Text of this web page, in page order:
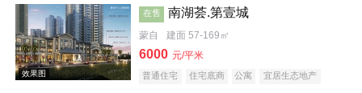
在售 南湖荟.第壹城
蒙自 建面 57-169㎡
6000 元/平米
普通住宅 住宅底商 公寓 宜居生态地产